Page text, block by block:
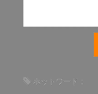
ホットワード：